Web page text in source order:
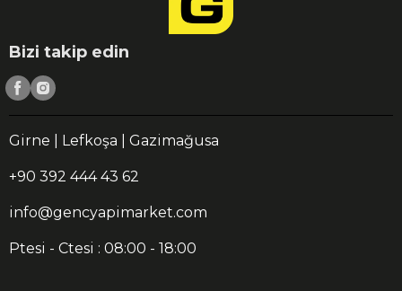
Bizi takip edin
Girne | Lefkoşa | Gazimağusa
+90 392 444 43 62
info@gencyapimarket.com
Ptesi - Ctesi : 08:00 - 18:00